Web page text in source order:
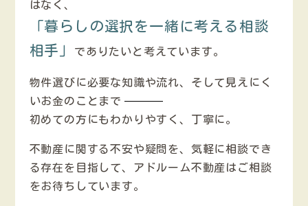
はなく、
「暮らしの選択を一緒に考える相談
相手」
でありたいと考えています。
物件選びに必要な知識や流れ、そして見えにく
いお金のことまで
初めての方にもわかりやすく、丁寧に。
不動産に関する不安や疑問を、気軽に相談でき
る存在を目指して、アドルーム不動産はご相談
をお待ちしています。